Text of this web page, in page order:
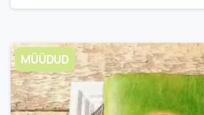
MÜÜDUD